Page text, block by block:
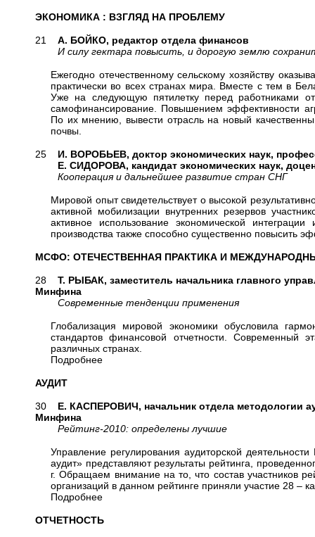
ЭКОНОМИКА : ВЗГЛЯД НА ПРОБЛЕМУ
21 А. БОЙКО, редактор отдела финансов
И силу гектара повысить, и дорогую землю
Ежегодно отечественному сельскому хозяйству
практически во всех странах мира. Вместе с тем в
Уже на следующую пятилетку перед работниками
самофинансирование. Повышением эффективности
По их мнению, вывести отрасль на новый
почвы.
25 И. ВОРОБЬЕВ, доктор экономических наук,
Е. СИДОРОВА, кандидат экономических наук, доцент
Кооперация и дальнейшее развитие стран СНГ
Мировой опыт свидетельствует о высокой
активной мобилизации внутренних резервов
активное использование экономической
производства также способно существенно повысить
МСФО: ОТЕЧЕСТВЕННАЯ ПРАКТИКА И
28 Т. РЫБАК, заместитель начальника главного
Минфина
Современные тенденции применения
Глобализация мировой экономики обусловила
стандартов финансовой отчетности. Современный
различных странах.
Подробнее
АУДИТ
30 Е. КАСПЕРОВИЧ, начальник отдела методологии
Минфина
Рейтинг-2010: определены лучшие
Управление регулирования аудиторской
аудит» представляют результаты рейтинга,
г. Обращаем внимание на то, что состав участников
организаций в данном рейтинге приняли участие 28 –
Подробнее
ОТЧЕТНОСТЬ